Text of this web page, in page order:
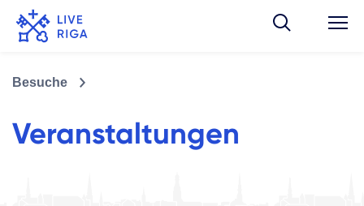
Besuche
Veranstaltungen